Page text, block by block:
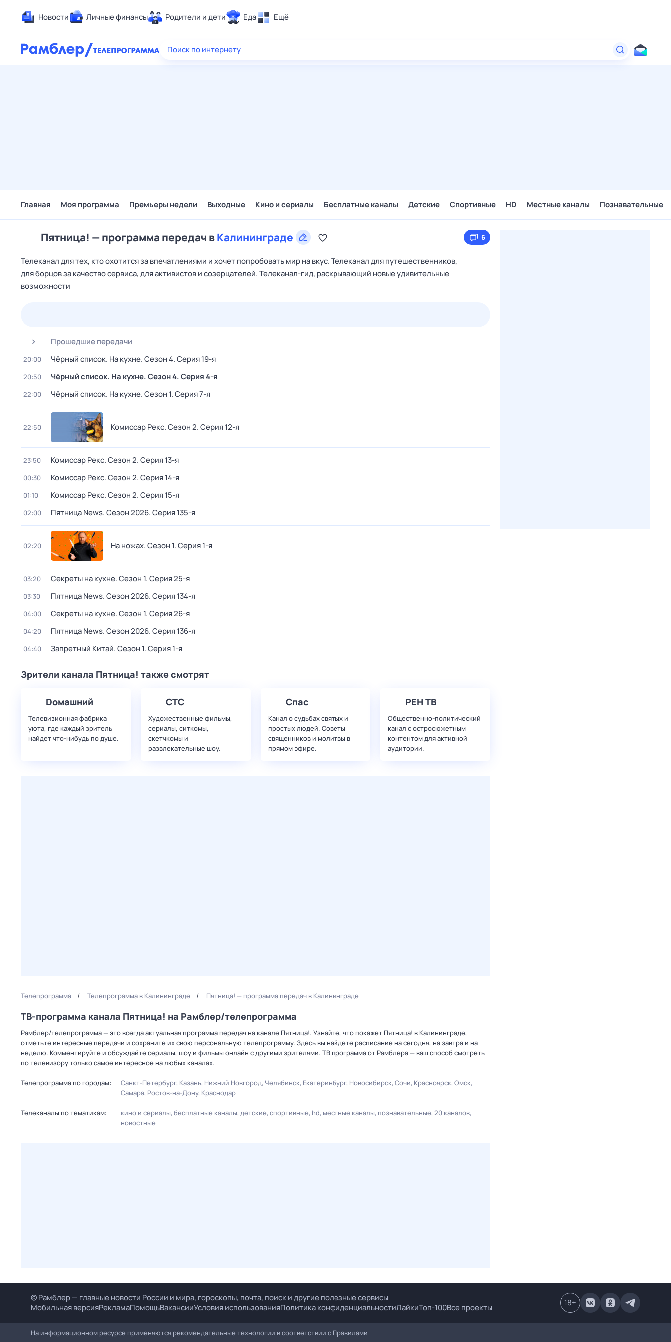
Новости Личные финансы Родители и дети Еда Ещё
Здоровье
Поиск по интернету
Главная Моя программа Премьеры недели Выходные Кино и сериалы Бесплатные каналы Детские Спортивные HD Местные каналы Познавательные
Пятница! — программа передач вКалининграде 6
Телеканал для тех, кто охотится за впечатлениями и хочет попробовать мир на вкус. Телеканал для путешественников,
для борцов за качество сервиса, для активистов и созерцателей. Телеканал-гид, раскрывающий новые удивительные
возможности
Прошедшие передачи
20:00 Чёрный список. На кухне. Сезон 4. Серия 19-я
20:50 Чёрный список. На кухне. Сезон 4. Серия 4-я
22:00 Чёрный список. На кухне. Сезон 1. Серия 7-я
22:50 Комиссар Рекс. Сезон 2. Серия 12-я
23:50 Комиссар Рекс. Сезон 2. Серия 13-я
00:30 Комиссар Рекс. Сезон 2. Серия 14-я
01:10 Комиссар Рекс. Сезон 2. Серия 15-я
02:00 Пятница News. Сезон 2026. Серия 135-я
02:20 На ножах. Сезон 1. Серия 1-я
03:20 Секреты на кухне. Сезон 1. Серия 25-я
03:30 Пятница News. Сезон 2026. Серия 134-я
04:00 Секреты на кухне. Сезон 1. Серия 26-я
04:20 Пятница News. Сезон 2026. Серия 136-я
04:40 Запретный Китай. Сезон 1. Серия 1-я
Зрители канала Пятница! также смотрят
Dомашний
Телевизионная фабрика
уюта, где каждый зритель
найдет что‑нибудь по душе.
СТС
Художественные фильмы,
сериалы, ситкомы,
скетчкомы и
развлекательные шоу.
Спас
Канал о судьбах святых и
простых людей. Советы
священников и молитвы в
прямом эфире.
РЕН ТВ
Общественно-политический
канал с остросюжетным
контентом для активной
аудитории.
Телепрограмма Телепрограмма в Калининграде Пятница! — программа передач в Калининграде
ТВ-программа канала Пятница! на Рамблер/телепрограмма
Рамблер/телепрограмма — это всегда актуальная программа передач на канале Пятница!. Узнайте, что покажет Пятница! в Калининграде,
отметьте интересные передачи и сохраните их свою персональную телепрограмму. Здесь вы найдете расписание на сегодня, на завтра и на
неделю. Комментируйте и обсуждайте сериалы, шоу и фильмы онлайн с другими зрителями. ТВ программа от Рамблера — ваш способ смотреть
по телевизору только самое интересное на любых каналах.
Телепрограмма по городам: Санкт-Петербург Казань Нижний Новгород Челябинск Екатеринбург Новосибирск Сочи Красноярск Омск
Самара Ростов-на-Дону Краснодар
Телеканалы по тематикам: кино и сериалы бесплатные каналы детские спортивные hd местные каналы познавательные 20 каналов
новостные
© Рамблер — главные новости России и мира, гороскопы, почта, поиск и другие полезные сервисы
Мобильная версияРекламаПомощьВакансииУсловия использованияПолитика конфиденциальностиЛайкиТоп-100Все проекты 18+
На информационном ресурсе применяются рекомендательные технологии в соответствии с Правилами